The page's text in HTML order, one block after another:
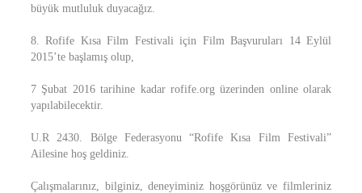
büyük mutluluk duyacağız.
8. Rofife Kısa Film Festivali için Film Başvuruları 14 Eylül
2015’te başlamış olup,
7 Şubat 2016 tarihine kadar rofife.org üzerinden online olarak
yapılabilecektir.
U.R 2430. Bölge Federasyonu “Rofife Kısa Film Festivali”
Ailesine hoş geldiniz.
Çalışmalarınız, bilginiz, deneyiminiz hoşgörünüz ve filmleriniz